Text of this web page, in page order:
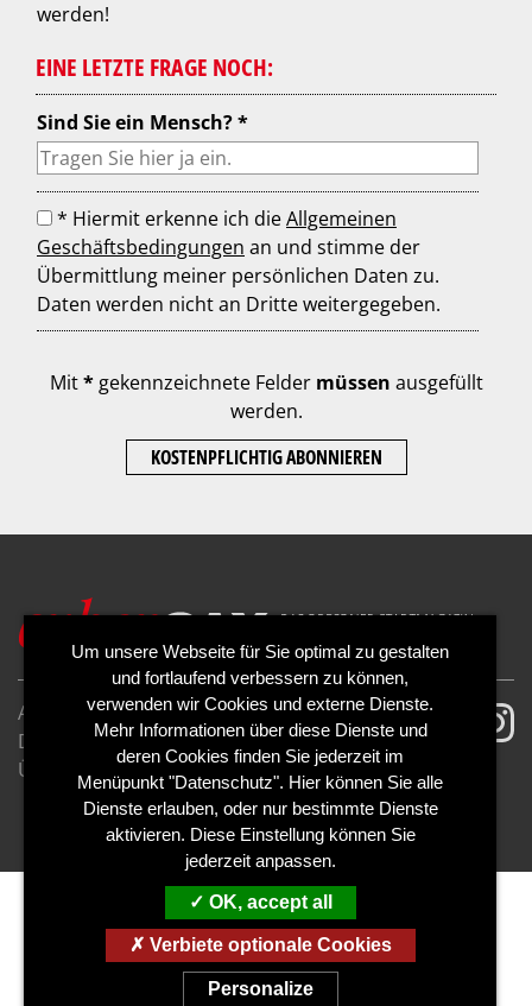
werden!
EINE LETZTE FRAGE NOCH:
Sind Sie ein Mensch? *
* Hiermit erkenne ich dieAllgemeinen
Geschäftsbedingungen an und stimme der
Übermittlung meiner persönlichen Daten zu.
Daten werden nicht an Dritte weitergegeben.
Mit*gekennzeichnete Felder müssen ausgefüllt
werden.
KOSTENPFLICHTIG ABONNIEREN
AGB
Impressum
Datenschutzerklärung
Cookies
Über uns
Kontakt
Mediadaten
Abo kündigen
Abo widerrufen
Um unsere Webseite für Sie optimal zu gestalten
und fortlaufend verbessern zu können,
verwenden wir Cookies und externe Dienste.
Mehr Informationen über diese Dienste und
deren Cookies finden Sie jederzeit im
Menüpunkt "Datenschutz". Hier können Sie alle
Dienste erlauben, oder nur bestimmte Dienste
aktivieren. Diese Einstellung können Sie
jederzeit anpassen.
OK, accept all
Verbiete optionale Cookies
Personalize